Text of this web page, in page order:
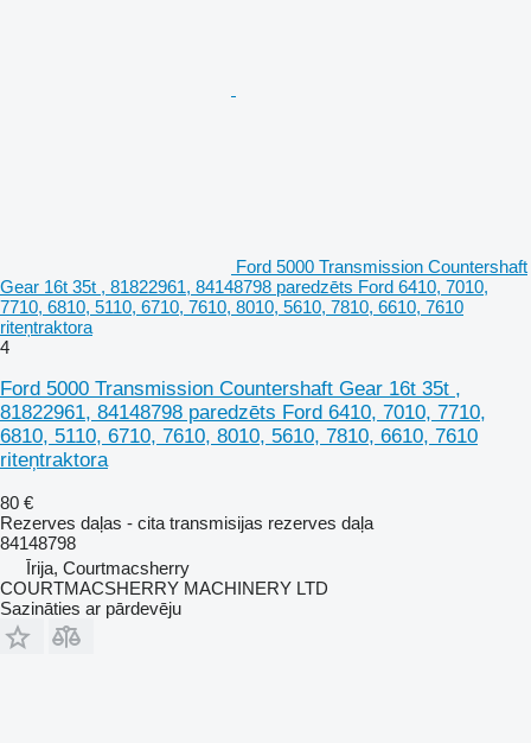
Ford 5000 Transmission Countershaft
Gear 16t 35t , 81822961, 84148798 paredzēts Ford 6410, 7010,
7710, 6810, 5110, 6710, 7610, 8010, 5610, 7810, 6610, 7610
riteņtraktora
4
Ford 5000 Transmission Countershaft Gear 16t 35t ,
81822961, 84148798 paredzēts Ford 6410, 7010, 7710,
6810, 5110, 6710, 7610, 8010, 5610, 7810, 6610, 7610
riteņtraktora
80 €
Rezerves daļas - cita transmisijas rezerves daļa
84148798
Īrija, Courtmacsherry
COURTMACSHERRY MACHINERY LTD
Sazināties ar pārdevēju